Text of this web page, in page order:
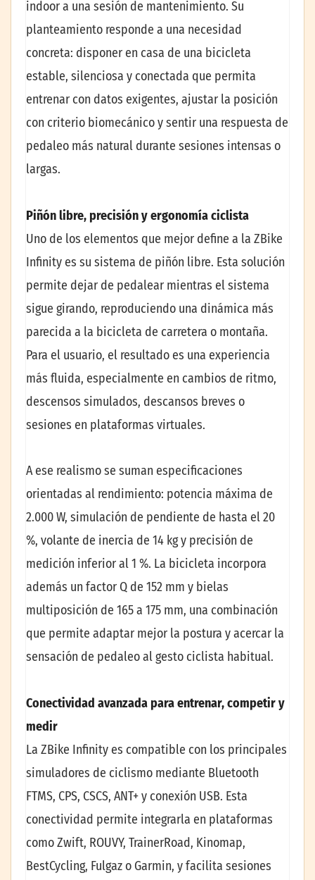
indoor a una sesión de mantenimiento. Su
planteamiento responde a una necesidad
concreta: disponer en casa de una bicicleta
estable, silenciosa y conectada que permita
entrenar con datos exigentes, ajustar la posición
con criterio biomecánico y sentir una respuesta de
pedaleo más natural durante sesiones intensas o
largas.
Piñón libre, precisión y ergonomía ciclista
Uno de los elementos que mejor define a la ZBike
Infinity es su sistema de piñón libre. Esta solución
permite dejar de pedalear mientras el sistema
sigue girando, reproduciendo una dinámica más
parecida a la bicicleta de carretera o montaña.
Para el usuario, el resultado es una experiencia
más fluida, especialmente en cambios de ritmo,
descensos simulados, descansos breves o
sesiones en plataformas virtuales.
A ese realismo se suman especificaciones
orientadas al rendimiento: potencia máxima de
2.000 W, simulación de pendiente de hasta el 20
%, volante de inercia de 14 kg y precisión de
medición inferior al 1 %. La bicicleta incorpora
además un factor Q de 152 mm y bielas
multiposición de 165 a 175 mm, una combinación
que permite adaptar mejor la postura y acercar la
sensación de pedaleo al gesto ciclista habitual.
Conectividad avanzada para entrenar, competir y
medir
La ZBike Infinity es compatible con los principales
simuladores de ciclismo mediante Bluetooth
FTMS, CPS, CSCS, ANT+ y conexión USB. Esta
conectividad permite integrarla en plataformas
como Zwift, ROUVY, TrainerRoad, Kinomap,
BestCycling, Fulgaz o Garmin, y facilita sesiones